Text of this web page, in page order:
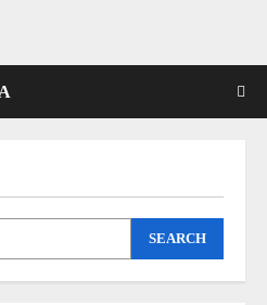
SEARCH